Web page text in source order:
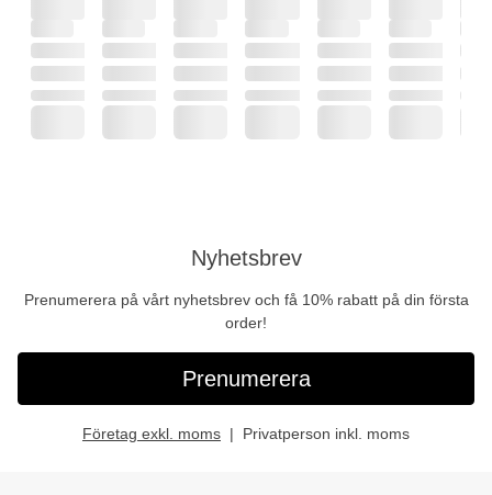
Nyhetsbrev
Prenumerera på vårt nyhetsbrev och få 10% rabatt på din första
order!
Prenumerera
Företag exkl. moms Privatperson inkl. moms